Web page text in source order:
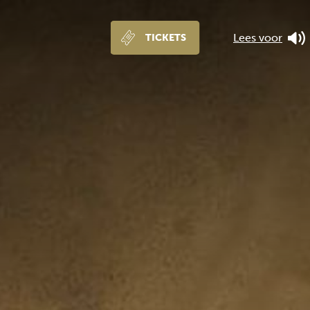
Lees voor
TICKETS